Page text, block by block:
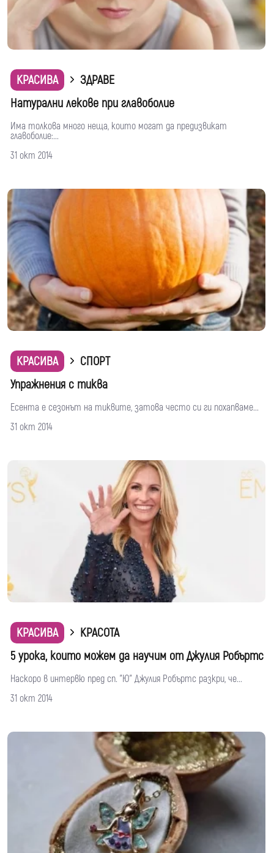
КРАСИВА
ЗДРАВЕ
Натурални лекове при главоболие
Има толкова много неща, които могат да предизвикат
главоболие:...
31 окт 2014
КРАСИВА
СПОРТ
Упражнения с тиква
Есента е сезонът на тиквите, затова често си ги похапваме...
31 окт 2014
КРАСИВА
КРАСОТА
5 урока, които можем да научим от Джулия Робъртс
Наскоро в интервю пред сп. "Ю" Джулия Робъртс разкри, че...
31 окт 2014